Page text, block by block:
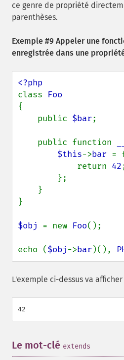
ce genre de propriété
parenthèses.
Exemple #9 Appeler une
enregistrée dans une
class
{
    public
$bar;
    public function
$this->bar =
            return
42
}
$obj = new Foo();
echo ($obj->bar )(),
L'exemple ci-dessus va afficher
Le mot-clé extends